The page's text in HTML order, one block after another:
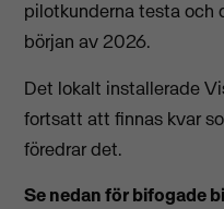
pilotkunderna testa och
början av 2026.
Det lokalt installerade
fortsatt att finnas kvar
föredrar det.
Se nedan för bifogade